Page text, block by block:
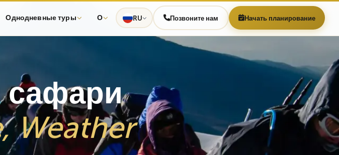
Однодневные туры О RU Позвоните нам Начать планирование
сафари
Weather